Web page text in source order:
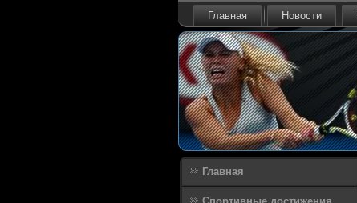
Главная Новости
Главная